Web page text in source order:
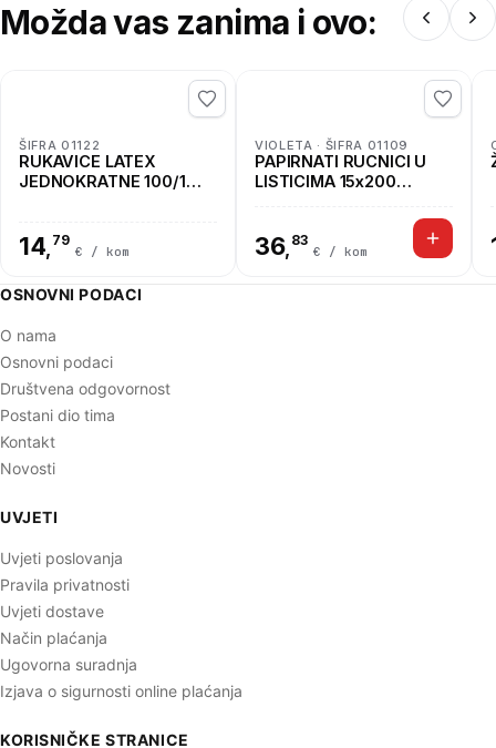
Možda vas zanima i ovo:
ŠIFRA 01122
RUKAVICE LATEX
JEDNOKRATNE 100/1
14, 79
€ / kom
VIOLETA · ŠIFRA 01109
PAPIRNATI RUCNICI U
LISTICIMA 15x200
36, 83
€ / kom
OSNOVNI PODACI
O nama
Osnovni podaci
Društvena odgovornost
Postani dio tima
Kontakt
Novosti
UVJETI
Uvjeti poslovanja
Pravila privatnosti
Uvjeti dostave
Način plaćanja
Ugovorna suradnja
Izjava o sigurnosti online plaćanja
KORISNIČKE STRANICE